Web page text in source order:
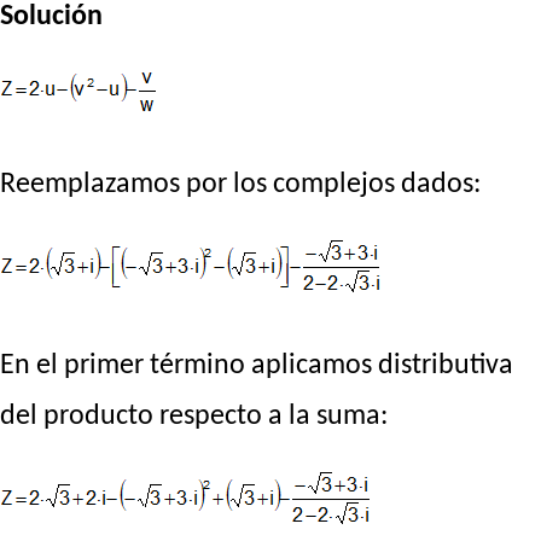
Solución
Reemplazamos por los complejos dados:
En el primer término aplicamos distributiva
del producto respecto a la suma: